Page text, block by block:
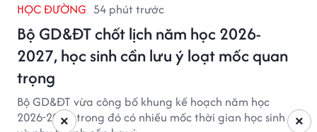
HỌC ĐƯỜNG 54 phút trước
Bộ GD&ĐT chốt lịch năm học 2026-
2027, học sinh cần lưu ý loạt mốc quan
trọng
Bộ GD&ĐT vừa công bố khung kế hoạch năm học
2026-2027, trong đó có nhiều mốc thời gian học sinh
×
×